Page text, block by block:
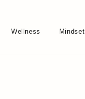
Wellness Mindset